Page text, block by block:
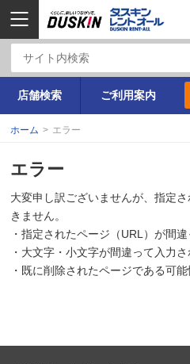
店舗検索 ご利用案内
ホーム > エラー
エラー
大変申し訳ございませんが、指定
きません。
・指定されたページ（URL）が間
・大文字・小文字が間違って入力
・既に削除されたページである可能